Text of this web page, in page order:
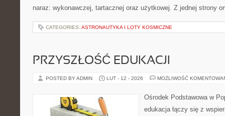
naraz: wykonawczej, tartacznej oraz użytkowej. Z jednej strony
CATEGORIES: ASTRONAUTYKA I LOTY KOSMICZNE
PRZYSZŁOŚĆ EDUKACJI
POSTED BY ADMIN LUT - 12 - 2026 MOŻLIWOŚĆ
Ośrodek Podstawowa w
edukacja łączy się z